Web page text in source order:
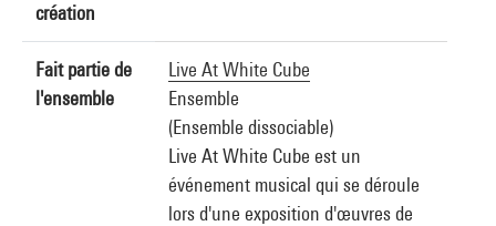
création
Fait partie de
l'ensemble
Live At White Cube
Ensemble
(Ensemble dissociable)
Live At White Cube est un
événement musical qui se déroule
lors d'une exposition d'œuvres de